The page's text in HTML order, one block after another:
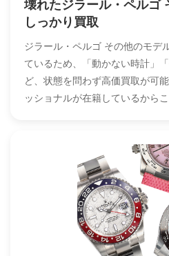
壊れたジラール・ペルゴ
しっかり買取
ジラール・ペルゴ その他のモデ
ているため、「動かない時計」
ど、状態を問わず高価買取が可
ッショナルが在籍しているからこ